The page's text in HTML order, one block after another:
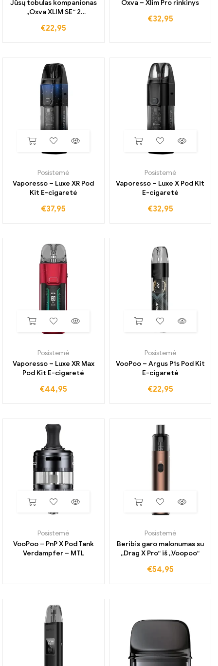
Jūsų tobulas kompanionas
„Oxva XLIM SE“ 2
€22,95
Oxva – Xlim Pro rinkinys
€32,95
Posistemė
Vaporesso – Luxe XR Pod
Kit E-cigaretė
€37,95
Posistemė
Vaporesso – Luxe X Pod Kit
E-cigaretė
€32,95
Posistemė
Vaporesso – Luxe XR Max
Pod Kit E-cigaretė
€44,95
Posistemė
VooPoo – Argus P1s Pod Kit
E-cigaretė
€22,95
Posistemė
VooPoo – PnP X Pod Tank
Verdampfer – MTL
Posistemė
Beribis garo malonumas su
„Drag X Pro“ iš „Voopoo“
€54,95